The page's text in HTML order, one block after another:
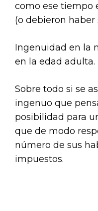
como ese tiempo
(o debieron haber
Ingenuidad en la
en la edad adulta.
Sobre todo si se
ingenuo que
posibilidad para
que de modo
número de sus
impuestos.